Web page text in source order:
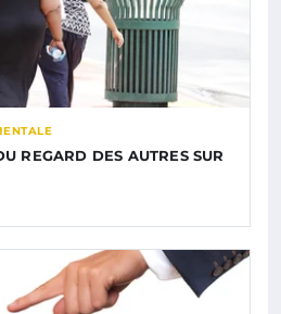
REGARD DES AUTRES SUR